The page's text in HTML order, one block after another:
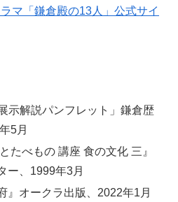
マ「鎌倉殿の13人」公式サイ
示解説パンフレット」鎌倉歴
5月
たべもの 講座 食の文化 三』
ー、1999年3月
』オークラ出版、2022年1月